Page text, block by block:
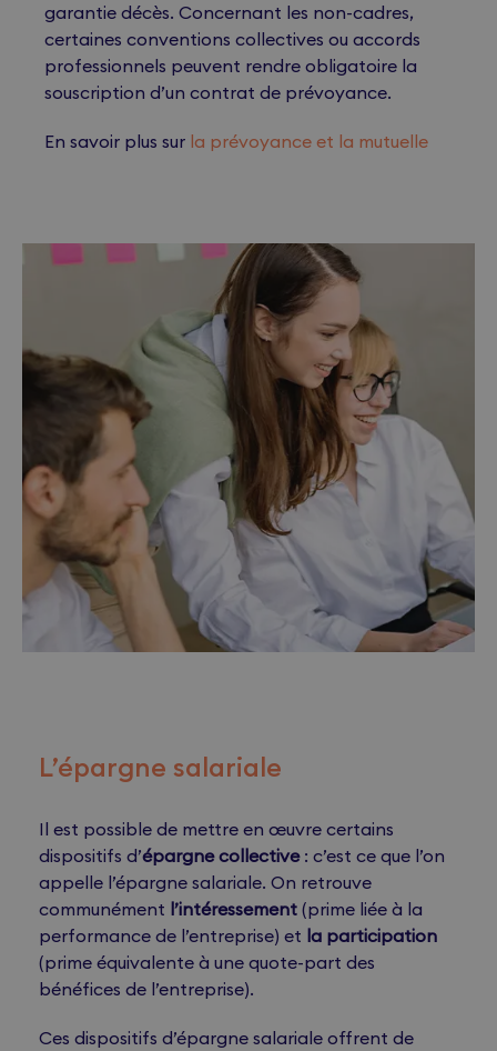
garantie décès. Concernant les non-cadres,
certaines conventions collectives ou accords
professionnels peuvent rendre obligatoire la
souscription d’un contrat de prévoyance.
En savoir plus sur la prévoyance et la mutuelle
L’épargne salariale
Il est possible de mettre en œuvre certains
dispositifs d’épargne collective: c’est ce que l’on
appelle l’épargne salariale. On retrouve
communément l’intéressement (prime liée à la
performance de l’entreprise) et la participation
(prime équivalente à une quote-part des
bénéfices de l’entreprise).
Ces dispositifs d’épargne salariale offrent de